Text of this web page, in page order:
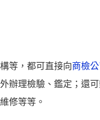
等，都可直接向商檢
辦理檢驗、鑑定；還
修等等。